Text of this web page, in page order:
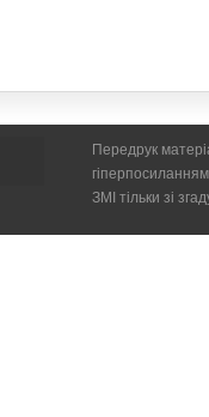
Передрук
ЗМІ тільки зі